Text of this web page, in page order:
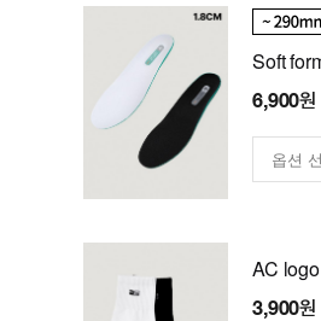
Soft
6,900원
AC
3,900원